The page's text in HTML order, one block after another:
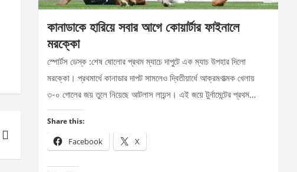
কানাডাকে হারিয়ে সবার আগে কোয়ার্টার ফাইনালে
মরক্কো
স্পোর্টস ডেস্ক :শেষ ষোলোর প্রথম ম্যাচে দাপুটে এক ম্যাচ উপহার দিলো
মরক্কো। প্রথমার্ধে কানাডার দাপট সামলেও দ্বিতীয়ার্ধে আক্রমণাত্মক খেলায়
৩-০ গোলের জয় তুলে নিয়েছে আটলাস লায়ন্স। এই জয়ে টুর্নামেন্টের প্রথম…
Share this:
Facebook X